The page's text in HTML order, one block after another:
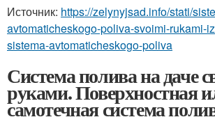
Источник: https://zelynyjsad.info/stati/
avtomaticheskogo-poliva-svoimi-rukami-
sistema-avtomaticheskogo-poliva
Система полива на даче
руками. Поверхностная
самотечная система